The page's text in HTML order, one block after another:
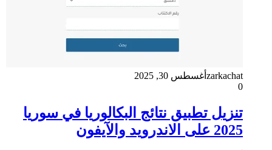
zarkachat أغسطس 30, 2025
0
تنزيل تطبيق نتائج البكالوريا في سوريا
2025 على الاندرويد والآيفون